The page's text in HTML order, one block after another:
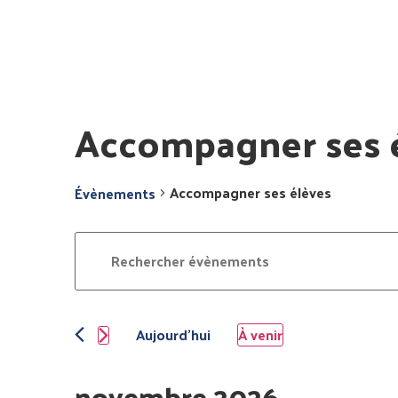
Accompagner ses
Évènements Accompagner ses élèves
Recherche
et
navigation
de
vues
Rechercher
mot-
clé.
Aujourd’hui À venir
Sélectionnez